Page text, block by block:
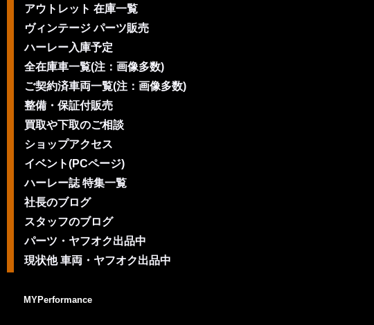
アウトレット 在庫一覧
ヴィンテージ パーツ販売
ハーレー入庫予定
全在庫車一覧(注：画像多数)
ご契約済車両一覧(注：画像多数)
整備・保証付販売
買取や下取のご相談
ショップアクセス
イベント(PCページ)
ハーレー誌 特集一覧
社長のブログ
スタッフのブログ
パーツ・ヤフオク出品中
現状他 車両・ヤフオク出品中
MYPerformance